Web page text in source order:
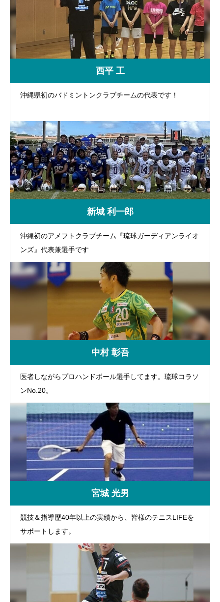
西平 工
沖縄県初のバドミントンクラブチームの代表です！
新城 利一郎
沖縄初のアメフトクラブチーム『琉球ガーディアンライオ
ンズ』代表兼選手です
中村 彰吾
医者しながらプロハンドボール選手してます。琉球コラソ
ンNo.20。
宮城 光男
競技＆指導歴40年以上の実績から、皆様のテニスLIFEを
サポートします。